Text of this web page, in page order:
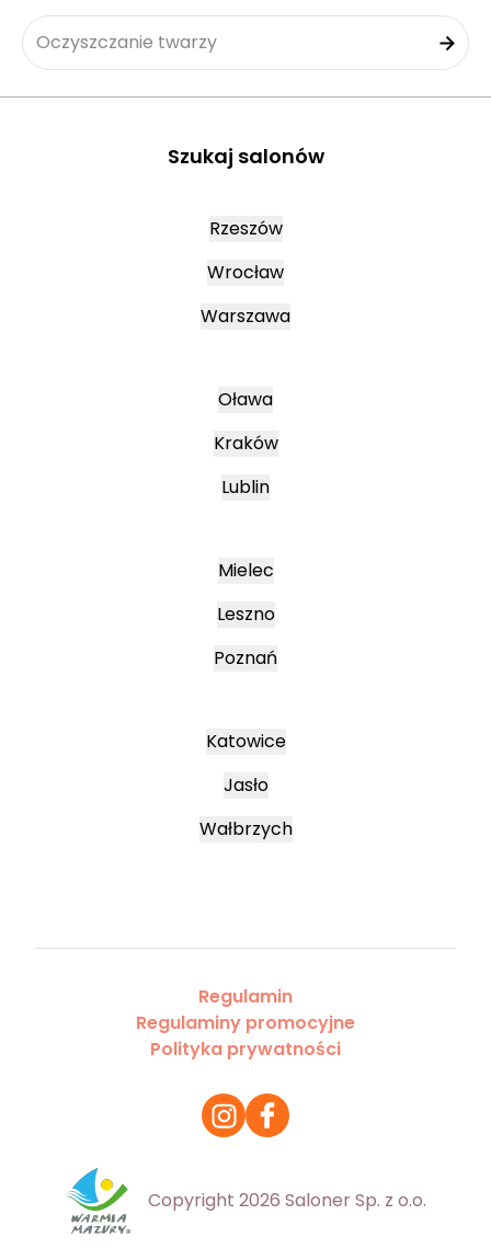
Oczyszczanie twarzy
Szukaj salonów
Rzeszów
Wrocław
Warszawa
Oława
Kraków
Lublin
Mielec
Leszno
Poznań
Katowice
Jasło
Wałbrzych
Regulamin
Regulaminy promocyjne
Polityka prywatności
Copyright 2026 Saloner Sp. z o.o.